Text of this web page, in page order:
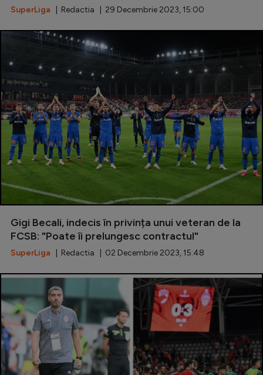
SuperLiga | Redactia | 29 Decembrie 2023, 15:00
Gigi Becali, indecis în privința unui veteran de la
FCSB: "Poate îi prelungesc contractul"
SuperLiga | Redactia | 02 Decembrie 2023, 15:48